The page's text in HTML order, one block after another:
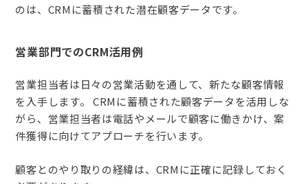
のは、CRMに蓄積された潜在顧客データです。
営業部門でのCRM活用例
営業担当者は日々の営業活動を通して、新たな顧客情報
を入手します。 CRMに蓄積された顧客データを活用しな
がら、営業担当者は電話やメールで顧客に働きかけ、案
件獲得に向けてアプローチを行います。
顧客とのやり取りの経緯は、CRMに正確に記録しておく